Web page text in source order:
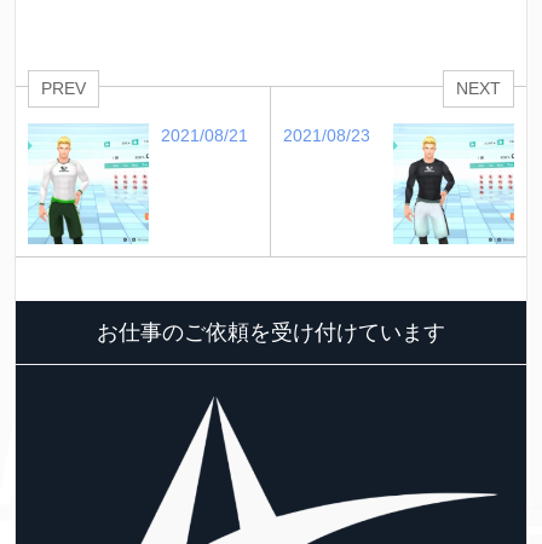
PREV
2021/08/21
NEXT
2021/08/23
お仕事のご依頼を受け付けています